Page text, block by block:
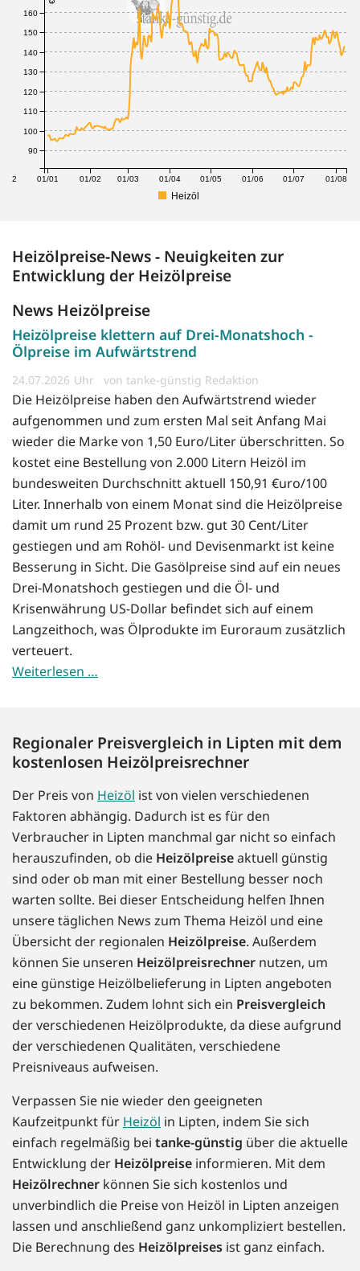
12 01/01 01/02 01/03 01/04 01/05 01/06 01/07 01/08
90
100
110
120
130
140
150
160
Heizöl
Heizölpreise-News - Neuigkeiten zur
Entwicklung der Heizölpreise
News Heizölpreise
Heizölpreise klettern auf Drei-Monatshoch -
Ölpreise im Aufwärtstrend
24.07.2026 von tanke-günstig Redaktion
Die Heizölpreise haben den Aufwärtstrend wieder
aufgenommen und zum ersten Mal seit Anfang Mai
wieder die Marke von 1,50 Euro/Liter überschritten. So
kostet eine Bestellung von 2.000 Litern Heizöl im
bundesweiten Durchschnitt aktuell 150,91 €uro/100
Liter. Innerhalb von einem Monat sind die Heizölpreise
damit um rund 25 Prozent bzw. gut 30 Cent/Liter
gestiegen und am Rohöl- und Devisenmarkt ist keine
Besserung in Sicht. Die Gasölpreise sind auf ein neues
Drei-Monatshoch gestiegen und die Öl- und
Krisenwährung US-Dollar befindet sich auf einem
Langzeithoch, was Ölprodukte im Euroraum zusätzlich
verteuert.
Weiterlesen …
Regionaler Preisvergleich in Lipten mit dem
kostenlosen Heizölpreisrechner
Der Preis von Heizöl ist von vielen verschiedenen
Faktoren abhängig. Dadurch ist es für den
Verbraucher in Lipten manchmal gar nicht so einfach
herauszufinden, ob die Heizölpreiseaktuell günstig
sind oder ob man mit einer Bestellung besser noch
warten sollte. Bei dieser Entscheidung helfen Ihnen
unsere täglichen News zum Thema Heizöl und eine
Übersicht der regionalen Heizölpreise. Außerdem
können Sie unseren Heizölpreisrechner nutzen, um
eine günstige Heizölbelieferung in Lipten angeboten
zu bekommen. Zudem lohnt sich ein Preisvergleich
der verschiedenen Heizölprodukte, da diese aufgrund
der verschiedenen Qualitäten, verschiedene
Preisniveaus aufweisen.
Verpassen Sie nie wieder den geeigneten
Kaufzeitpunkt für Heizöl in Lipten, indem Sie sich
einfach regelmäßig bei tanke-günstig über die aktuelle
Entwicklung der Heizölpreise informieren. Mit dem
Heizölrechner können Sie sich kostenlos und
unverbindlich die Preise von Heizöl in Lipten anzeigen
lassen und anschließend ganz unkompliziert bestellen.
Die Berechnung des Heizölpreises ist ganz einfach.